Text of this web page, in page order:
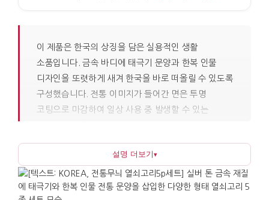
이 제품은 한국의 상징을 담은 실용적인 생활
소품입니다. 금속 바디에 태극기 문양과 한복 인물
디자인을 또렷하게 새겨 한국을 바로 떠올릴 수 있도록
구성했습니다. 전통 이미지가 들어간 면은 투명
코팅으로 마감하여 일상 사용 중 발생할 수 있는
손에 자주 닿는 부분이므로 단정한 느낌으로
마무리하여 오래 사용하기에 적합합니다. 같은 구성의
5개 세트로 준비되어 있어 여러 사람에게 나누기
쉽습니다.
설명 더보기▾